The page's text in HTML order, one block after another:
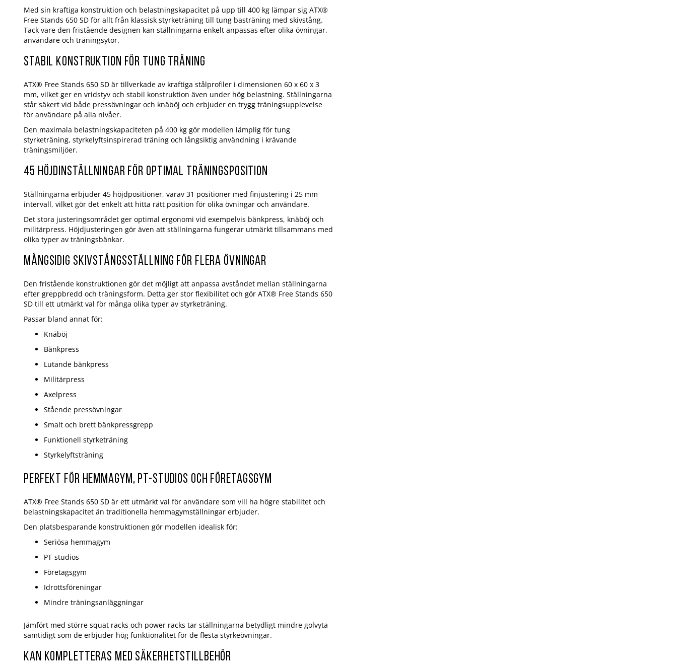
Med sin kraftiga konstruktion och belastningskapacitet på upp till 400 kg lämpar sig ATX®
Free Stands 650 SD för allt från klassisk styrketräning till tung basträning med skivstång.
Tack vare den fristående designen kan ställningarna enkelt anpassas efter olika övningar,
användare och träningsytor.
Stabil konstruktion för tung träning
ATX® Free Stands 650 SD är tillverkade av kraftiga stålprofiler i dimensionen 60 x 60 x 3
mm, vilket ger en vridstyv och stabil konstruktion även under hög belastning. Ställningarna
står säkert vid både pressövningar och knäböj och erbjuder en trygg träningsupplevelse
för användare på alla nivåer.
Den maximala belastningskapaciteten på 400 kg gör modellen lämplig för tung
styrketräning, styrkelyftsinspirerad träning och långsiktig användning i krävande
träningsmiljöer.
45 höjdinställningar för optimal träningsposition
Ställningarna erbjuder 45 höjdpositioner, varav 31 positioner med finjustering i 25 mm
intervall, vilket gör det enkelt att hitta rätt position för olika övningar och användare.
Det stora justeringsområdet ger optimal ergonomi vid exempelvis bänkpress, knäböj och
militärpress. Höjdjusteringen gör även att ställningarna fungerar utmärkt tillsammans med
olika typer av träningsbänkar.
Mångsidig skivstångsställning för flera övningar
Den fristående konstruktionen gör det möjligt att anpassa avståndet mellan ställningarna
efter greppbredd och träningsform. Detta ger stor flexibilitet och gör ATX® Free Stands 650
SD till ett utmärkt val för många olika typer av styrketräning.
Passar bland annat för:
Knäböj
Bänkpress
Lutande bänkpress
Militärpress
Axelpress
Stående pressövningar
Smalt och brett bänkpressgrepp
Funktionell styrketräning
Styrkelyftsträning
Perfekt för hemmagym, PT-studios och företagsgym
ATX® Free Stands 650 SD är ett utmärkt val för användare som vill ha högre stabilitet och
belastningskapacitet än traditionella hemmagymställningar erbjuder.
Den platsbesparande konstruktionen gör modellen idealisk för:
Seriösa hemmagym
PT-studios
Företagsgym
Idrottsföreningar
Mindre träningsanläggningar
Jämfört med större squat racks och power racks tar ställningarna betydligt mindre golvyta
samtidigt som de erbjuder hög funktionalitet för de flesta styrkeövningar.
Kan kompletteras med säkerhetstillbehör